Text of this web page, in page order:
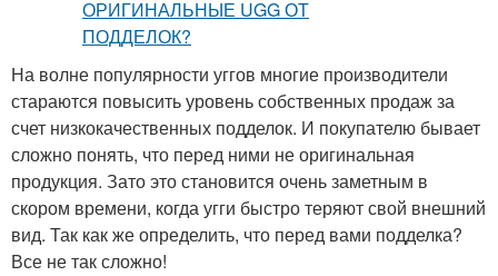
На волне популярности уггов многие производители
стараются повысить уровень собственных продаж за
счет низкокачественных подделок. И покупателю бывает
сложно понять, что перед ними не оригинальная
продукция. Зато это становится очень заметным в
скором времени, когда угги быстро теряют свой внешний
вид. Так как же определить, что перед вами подделка?
Все не так сложно!